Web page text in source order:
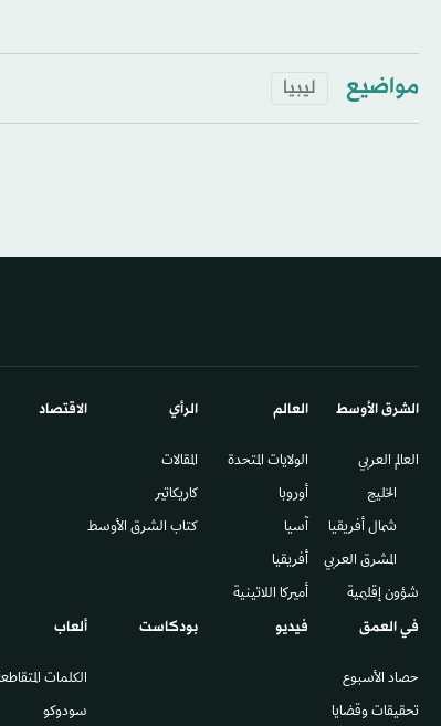
مواضيع ليبيا
الشرق الأوسط​
العالم العربي
الخليج
شمال أفريقيا
المشرق العربي
شؤون إقليمية
العالم
الولايات المتحدة
أوروبا
آسيا
أفريقيا
أميركا اللاتينية
الرأي
المقالات
كاريكاتير
كتاب الشرق الأوسط
الاقتصاد
في العمق
حصاد الأسبوع
تحقيقات وقضايا
فيديو بودكاست ألعاب
الكلمات
سودوكو